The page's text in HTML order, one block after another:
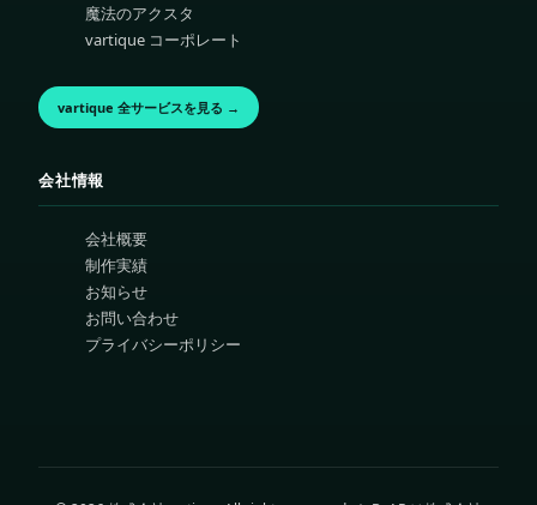
魔法のアクスタ
vartique コーポレート
vartique 全サービスを見る →
会社情報
会社概要
制作実績
お知らせ
お問い合わせ
プライバシーポリシー